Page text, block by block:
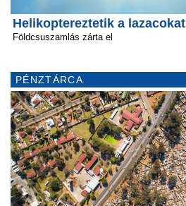
Helikoptereztetik a lazacokat
Földcsuszamlás zárta el
PÉNZTÁRCA